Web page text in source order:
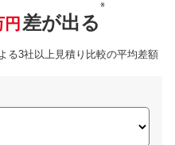
円 差が出る
※
る3社以上見積り比較の平均差額